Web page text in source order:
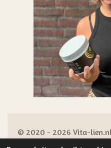
© 2020 - 2026 Vita-lien.nl